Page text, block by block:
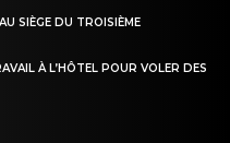
SIÈGE DU TROISIÈME
À L’HÔTEL POUR VOLER DES